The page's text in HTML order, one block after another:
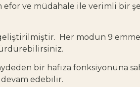
efor ve müdahale ile verimli bir
Her modun 9 emme
bir hafıza fonksiyonuna
devam edebilir.